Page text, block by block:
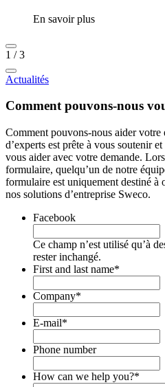
En savoir plus
1 /3
Actualités
Comment pouvons-nous
Comment pouvons-nous aider votre
d’experts est prête à vous soutenir
vous aider avec votre demande.
formulaire, quelqu’un de notre
formulaire est uniquement destiné à
nos solutions d’entreprise Sweco.
Facebook
Ce champ n’est utilisé qu’à
rester inchangé.
First and last name*
Company*
E-mail*
Phone number
How can we help you?*